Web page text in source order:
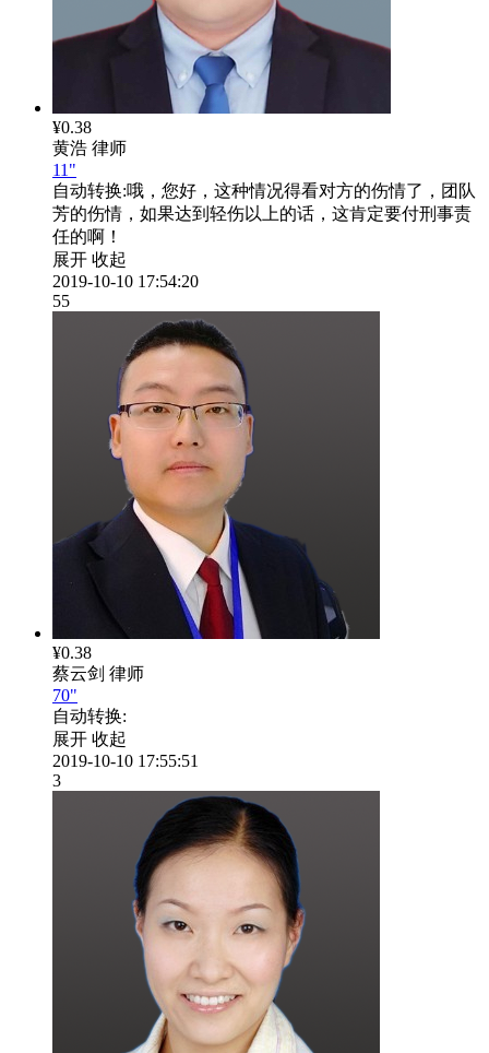
¥0.38
黄浩 律师
11"
自动转换:哦，您好，这种情况得看对方的伤情了，团队
芳的伤情，如果达到轻伤以上的话，这肯定要付刑事责
任的啊！
展开 收起
2019-10-10 17:54:20
55
¥0.38
蔡云剑 律师
70"
自动转换:
展开 收起
2019-10-10 17:55:51
3